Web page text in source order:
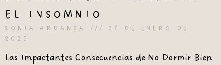
EL INSOMNIO
SONIA ARDANZA
27 DE ENERO DE
2025
Las Impactantes Consecuencias de No Dormir Bien